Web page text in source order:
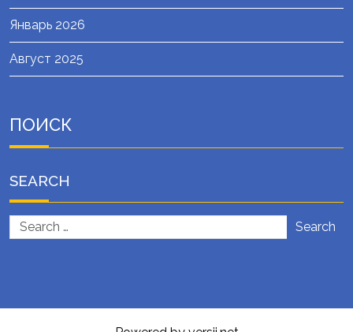
Январь 2026
Август 2025
ПОИСК
SEARCH
Search